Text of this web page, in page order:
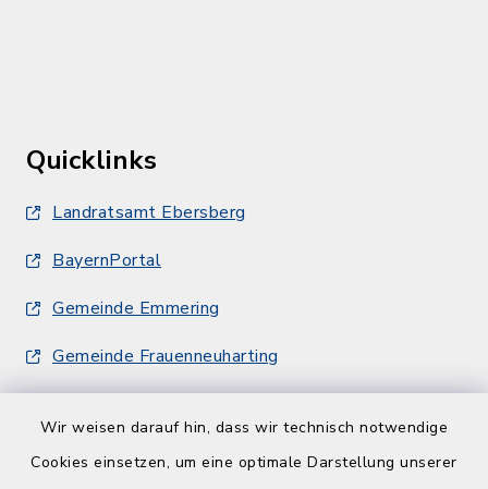
Wir weisen darauf hin, dass wir technisch notwendige
Cookies einsetzen, um eine optimale Darstellung unserer
Quicklinks
Landratsamt Ebersberg
BayernPortal
Gemeinde Emmering
Gemeinde Frauenneuharting